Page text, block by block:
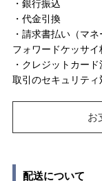
・銀行振込
・代金引換
・請求書払い（マ
フォワードケッサイ
・クレジットカー
取引のセキュリテ
お
配送について